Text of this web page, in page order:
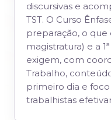
discursivas e
TST. O Curso
preparação, o que
magistratura) e a
exigem, com
Trabalho,
primeiro dia e
trabalhistas